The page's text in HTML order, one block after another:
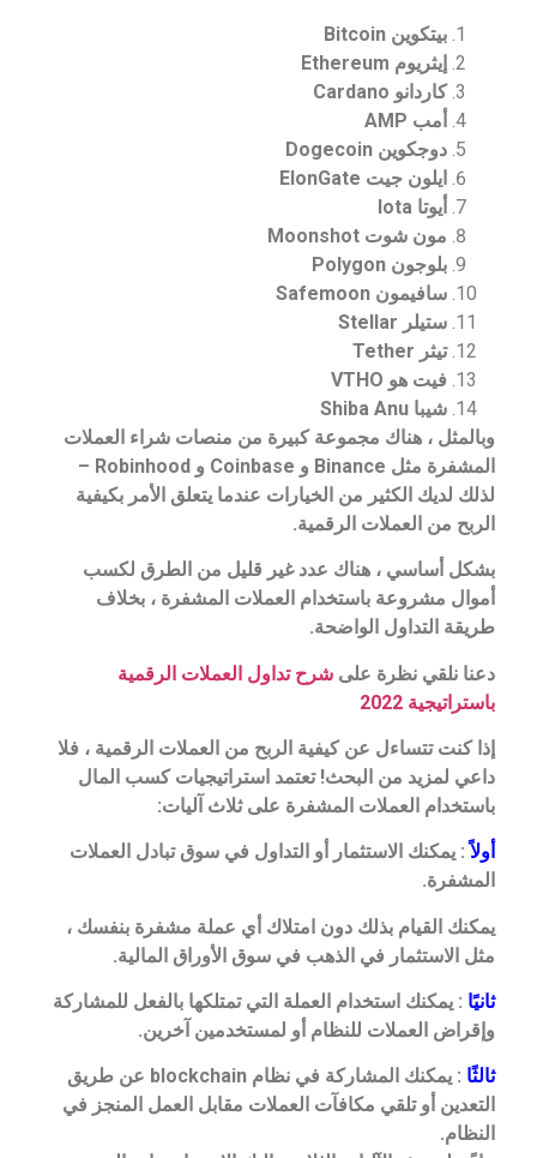
بيتكوين Bitcoin
إيثريوم Ethereum
كاردانو Cardano
أمب AMP
دوجكوين Dogecoin
ايلون جيت ElonGate
أيوتا Iota
مون شوت Moonshot
بلوجون Polygon
سافيمون Safemoon
ستيلر Stellar
تيثر Tether
فيت هو VTHO
شيبا Shiba Anu
وبالمثل ، هناك مجموعة كبيرة من منصات شراء العملات
المشفرة مثل Binance و Coinbase و Robinhood –
لذلك لديك الكثير من الخيارات عندما يتعلق الأمر بكيفية
الربح من العملات الرقمية.
بشكل أساسي ، هناك عدد غير قليل من الطرق لكسب
أموال مشروعة باستخدام العملات المشفرة ، بخلاف
طريقة التداول الواضحة.
دعنا نلقي نظرة على شرح تداول العملات الرقمية
باستراتيجية 2022
إذا كنت تتساءل عن كيفية الربح من العملات الرقمية ، فلا
داعي لمزيد من البحث! تعتمد استراتيجيات كسب المال
باستخدام العملات المشفرة على ثلاث آليات:
أولاً: يمكنك الاستثمار أو التداول في سوق تبادل العملات
المشفرة.
يمكنك القيام بذلك دون امتلاك أي عملة مشفرة بنفسك ،
مثل الاستثمار في الذهب في سوق الأوراق المالية.
ثانيًا : يمكنك استخدام العملة التي تمتلكها بالفعل للمشاركة
وإقراض العملات للنظام أو لمستخدمين آخرين.
ثالثًا
: يمكنك المشاركة في نظام blockchain عن طريق
التعدين أو تلقي مكافآت العملات مقابل العمل المنجز في
النظام.